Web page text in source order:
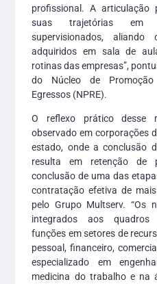
profissional. A articulação
suas trajetórias em
supervisionados,
adquiridos em sala de
rotinas das empresas”,
do Núcleo de
Egressos (NPRE).
O reflexo prático desse
observado em corporações
estado, onde a conclusão
resulta em retenção de
conclusão de uma das
contratação efetiva de
pelo Grupo Multserv. “Os
integrados aos quadros
funções em setores de
pessoal, financeiro,
especializado em
medicina do trabalho e na